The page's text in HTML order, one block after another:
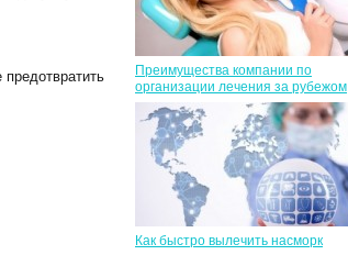
Преимущества компании по
организации лечения за рубежом
Как быстро вылечить насморк